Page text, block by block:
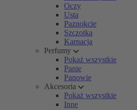
Oczy
Usta
Paznokcie
Szczotka
Karnacja
Perfumy
Pokaż wszystkie
Panie
Panowie
Akcesoria
Pokaż wszystkie
Inne